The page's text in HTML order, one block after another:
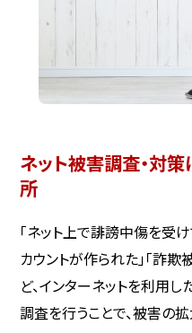
ネット被害調査・対
所
「ネット上で誹謗中傷を受
カウントが作られた」「詐
ど、インターネットを利用
調査を行うことで、被害の